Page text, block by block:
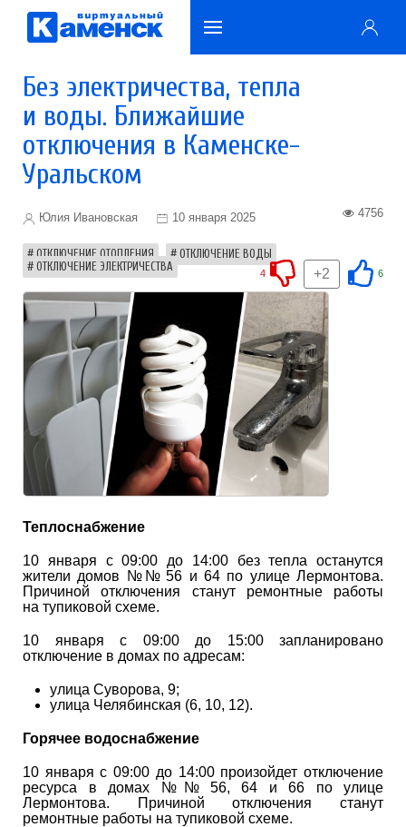
Без электричества, тепла
и воды. Ближайшие
отключения в Каменске-
Уральском
Юлия Ивановская 10 января 2025 4756
ОТКЛЮЧЕНИЕ ОТОПЛЕНИЯ
ОТКЛЮЧЕНИЕ ВОДЫ
ОТКЛЮЧЕНИЕ ЭЛЕКТРИЧЕСТВА
6
+2
4
Теплоснабжение
10 января с 09:00 до 14:00 без тепла останутся
жители домов №№ 56 и 64 по улице Лермонтова.
Причиной отключения станут ремонтные работы
на тупиковой схеме.
10 января с 09:00 до 15:00 запланировано
отключение в домах по адресам:
улица Суворова, 9;
улица Челябинская (6, 10, 12).
Горячее водоснабжение
10 января с 09:00 до 14:00 произойдет отключение
ресурса в домах №№ 56, 64 и 66 по улице
Лермонтова. Причиной отключения станут
ремонтные работы на тупиковой схеме.